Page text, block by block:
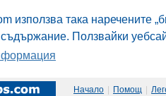
използва така наречените
Ползвайки
Начало Помощ